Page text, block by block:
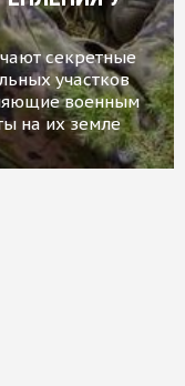
секретные
участков
военным
на их земле